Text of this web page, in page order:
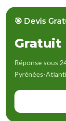
🎯 Devis
Gratuit
Réponse sous
Pyrénées-